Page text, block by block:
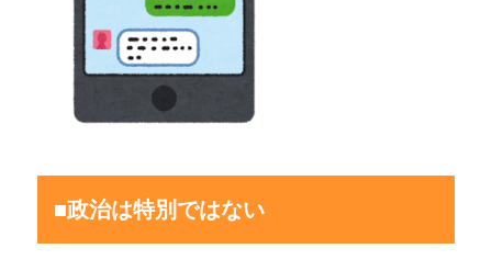
■政治は特別ではない